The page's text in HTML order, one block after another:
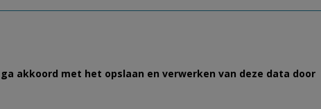
akkoord met het opslaan en verwerken van deze data door